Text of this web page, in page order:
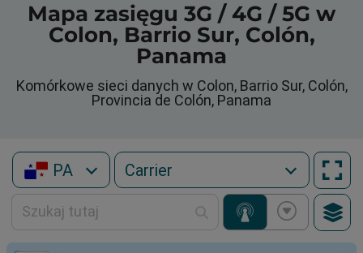
Mapa zasięgu 3G / 4G / 5G w
Colon, Barrio Sur, Colón,
Panama
Komórkowe sieci danych w Colon, Barrio Sur, Colón,
Provincia de Colón, Panama
PA